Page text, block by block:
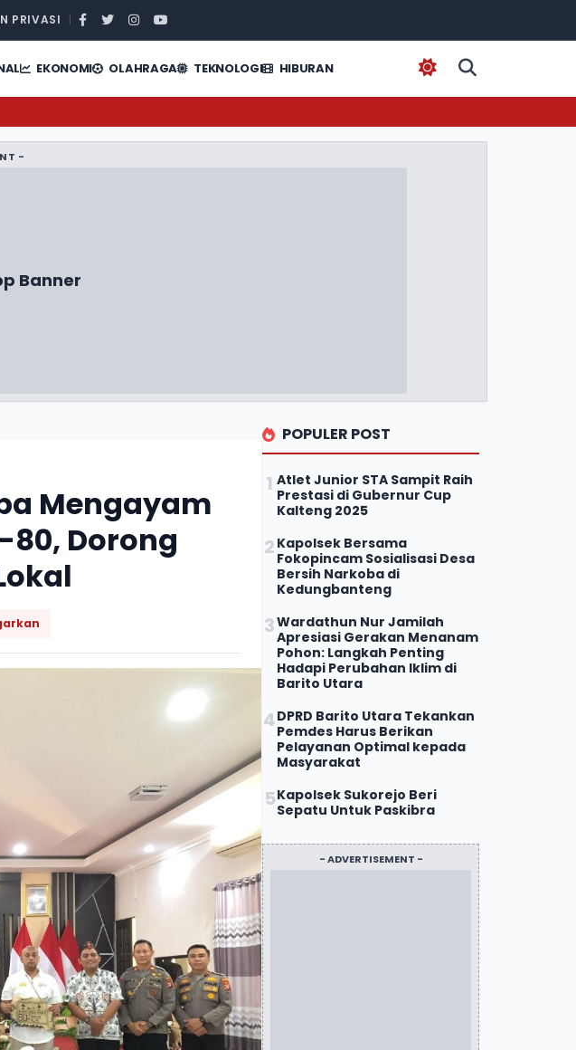
PRIVASI
EKONOMI OLAHRAGA TEKNOLOGI HIBURAN
-
Banner
Mengayam
80, Dorong
POPULER POST
Atlet Junior STA Sampit Raih
Prestasi di Gubernur Cup
Kalteng 2025
Kapolsek Bersama
Fokopincam Sosialisasi Desa
Bersih Narkoba di
Kedungbanteng
Wardathun Nur Jamilah
Apresiasi Gerakan Menanam
Pohon: Langkah Penting
Hadapi Perubahan Iklim di
Barito Utara
DPRD Barito Utara Tekankan
Pemdes Harus Berikan
Pelayanan Optimal kepada
Masyarakat
Kapolsek Sukorejo Beri
Sepatu Untuk Paskibra
- ADVERTISEMENT -